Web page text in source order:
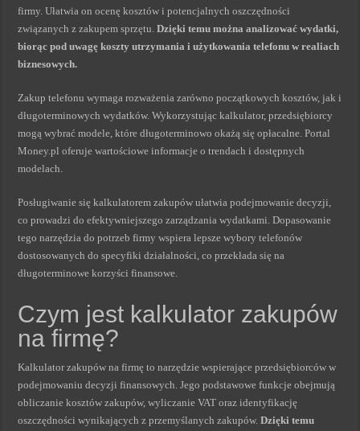
firmy. Ułatwia on ocenę kosztów i potencjalnych oszczędności
związanych z zakupem sprzętu.Dzięki temu można analizować wydatki,
biorąc pod uwagę koszty utrzymania i użytkowania telefonu w realiach
biznesowych.
Zakup telefonu wymaga rozważenia zarówno początkowych kosztów, jak i
długoterminowych wydatków. Wykorzystując kalkulator, przedsiębiorcy
mogą wybrać modele, które długoterminowo okażą się opłacalne. Portal
Money.pl oferuje wartościowe informacje o trendach i dostępnych
modelach.
Posługiwanie się kalkulatorem zakupów ułatwia podejmowanie decyzji,
co prowadzi do efektywniejszego zarządzania wydatkami. Dopasowanie
tego narzędzia do potrzeb firmy wspiera lepsze wybory telefonów
dostosowanych do specyfiki działalności, co przekłada się na
długoterminowe korzyści finansowe.
Czym jest kalkulator zakupów
na firmę?
Kalkulator zakupów na firmę to narzędzie wspierające przedsiębiorców w
podejmowaniu decyzji finansowych. Jego podstawowe funkcje obejmują
obliczanie kosztów zakupów, wyliczanie VAT oraz identyfikację
oszczędności wynikających z przemyślanych zakupów.Dzięki temu